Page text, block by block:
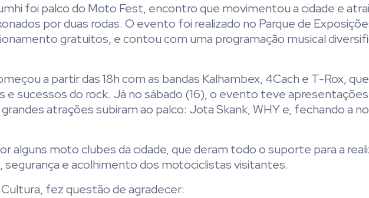
foi palco do Moto Fest, encontro que movimentou a cidade e
por duas rodas. O evento foi realizado no Parque de
gratuitos, e contou com uma programação musical
a partir das 18h com as bandas Kalhambex, 4Cach e T-Rox,
e sucessos do rock. Já no sábado (16), o evento teve
atrações subiram ao palco: Jota Skank, WHY e, fechando a
alguns moto clubes da cidade, que deram todo o suporte para a
e acolhimento dos motociclistas visitantes.
fez questão de agradecer: